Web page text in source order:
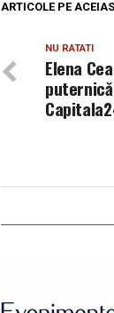
ARTICOLE PE
NU RATATI
Elena